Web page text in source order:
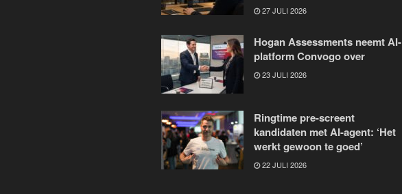
27 JULI 2026
Hogan Assessments neemt AI-
platform Convogo over
23 JULI 2026
Ringtime pre-screent
kandidaten met AI-agent: ‘Het
werkt gewoon te goed’
22 JULI 2026